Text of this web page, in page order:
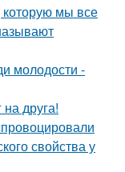
мы все
молодости -
друга!
свойства у